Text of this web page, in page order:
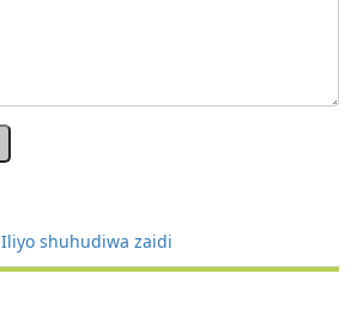
Iliyo shuhudiwa zaidi